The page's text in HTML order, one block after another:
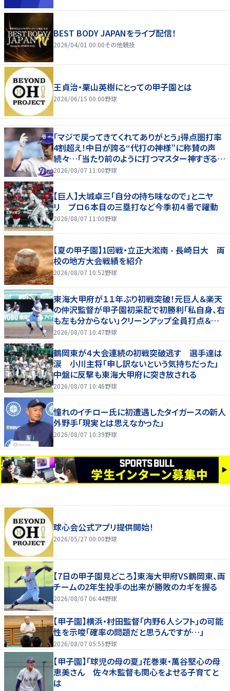
BEST BODY JAPANをライブ配信！
2026/04/01 00:00その他競技
王貞治・栗山英樹にとっての甲子園とは
2026/06/15 00:00野球
「マジで戻ってきてくれてありがとう」得点圏打率
4割超え！中日が誇る“代打の神様”に称賛の声
続々…「当たり前のように打つマスター神すぎる」
「また初球で決めたな」
2026/08/07 11:00野球
【巨人】大城卓三「自分の持ち味なので」とニヤ
リ プロ６本目の三塁打など今季初４番で躍動
2026/08/07 11:00野球
【夏の甲子園】1回戦・立正大淞南 - 長崎日大 両
校の地方大会戦績を紹介
2026/08/07 10:52野球
東海大甲府が１１年ぶり初戦突破！元巨人＆楽天
の仲沢監督が甲子園初采配で初勝利「私自身、右
も左も分からない」クリーンアップ全員打点＆継
投も「理想的」
2026/08/07 10:47野球
鶴岡東が４大会連続の初戦突破逃す 選手達は
涙 小川主将「申し訳ないという気持ちだった」
中盤に反撃も東海大甲府に突き放される
2026/08/07 10:46野球
憧れのイチロー氏に初遭遇したタイガースの新人
外野手「現実とは思えなかった」
2026/08/07 10:39野球
球心会公式アプリ提供開始！
2026/05/27 00:00野球
【7日の甲子園見どころ】東海大甲府VS鶴岡東、両
チームの2年生投手の出来が勝敗のカギを握る
2026/08/07 06:44野球
【甲子園】横浜・村田監督「内野６人シフト」の可能
性を示唆「確率の問題だと思うんですが…」
2026/08/07 05:55野球
【甲子園】「球児の母の夏」花巻東・萬谷堅心の母
恵美さん 佐々木監督も関心をよせる子育てと
は